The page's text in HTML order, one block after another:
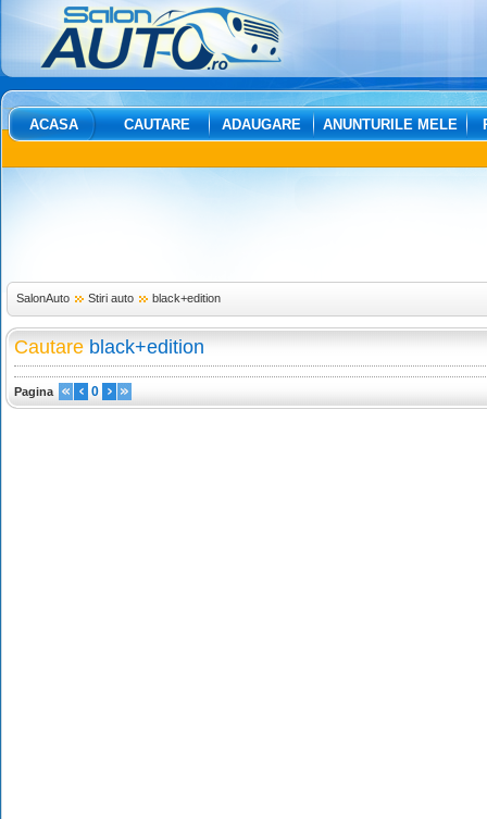
ACASA CAUTARE ADAUGARE ANUNTURILE MELE
SalonAuto Stiri auto black+edition
Cautare black+edition
Pagina 0